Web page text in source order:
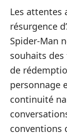
Les attentes
résurgence
Spider-Man
souhaits
de
personnage
continuité
conventions